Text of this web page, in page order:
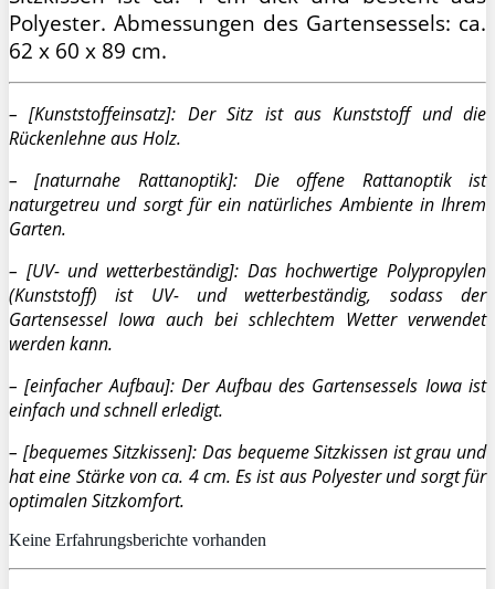
Polyester. Abmessungen des Gartensessels: ca.
62 x 60 x 89 cm.
– [Kunststoffeinsatz]: Der Sitz ist aus Kunststoff und die
Rückenlehne aus Holz.
– [naturnahe Rattanoptik]: Die offene Rattanoptik ist
naturgetreu und sorgt für ein natürliches Ambiente in Ihrem
Garten.
– [UV- und wetterbeständig]: Das hochwertige Polypropylen
(Kunststoff) ist UV- und wetterbeständig, sodass der
Gartensessel Iowa auch bei schlechtem Wetter verwendet
werden kann.
– [einfacher Aufbau]: Der Aufbau des Gartensessels Iowa ist
einfach und schnell erledigt.
– [bequemes Sitzkissen]: Das bequeme Sitzkissen ist grau und
hat eine Stärke von ca. 4 cm. Es ist aus Polyester und sorgt für
optimalen Sitzkomfort.
Keine Erfahrungsberichte vorhanden